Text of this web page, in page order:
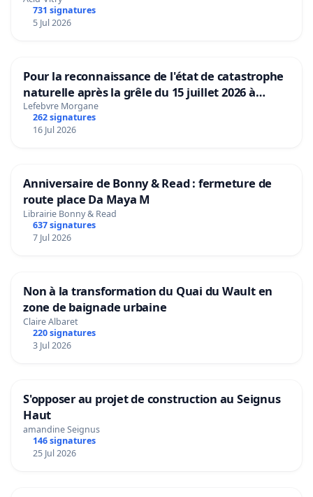
731 signatures
5 Jul 2026
Pour la reconnaissance de l'état de catastrophe
naturelle après la grêle du 15 juillet 2026 à
Aubenas et ses alentours
Lefebvre Morgane
262 signatures
16 Jul 2026
Anniversaire de Bonny & Read : fermeture de
route place Da Maya M
Librairie Bonny & Read
637 signatures
7 Jul 2026
Non à la transformation du Quai du Wault en
zone de baignade urbaine
Claire Albaret
220 signatures
3 Jul 2026
S'opposer au projet de construction au Seignus
Haut
amandine Seignus
146 signatures
25 Jul 2026